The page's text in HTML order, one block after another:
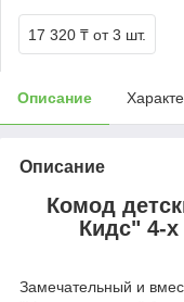
17 320 ₸ от 3 шт.
Описание
Описание
Комод
Кидс" 4-
Замечательный и